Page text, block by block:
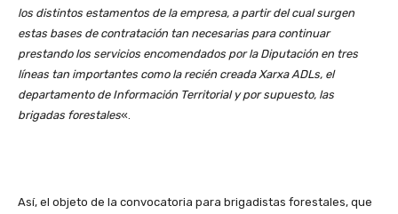
los distintos estamentos de la empresa, a partir del cual surgen
estas bases de contratación tan necesarias para continuar
prestando los servicios encomendados por la Diputación en tres
líneas tan importantes como la recién creada Xarxa ADLs, el
departamento de Información Territorial y por supuesto, las
brigadas forestales«.
Así, el objeto de la convocatoria para brigadistas forestales, que